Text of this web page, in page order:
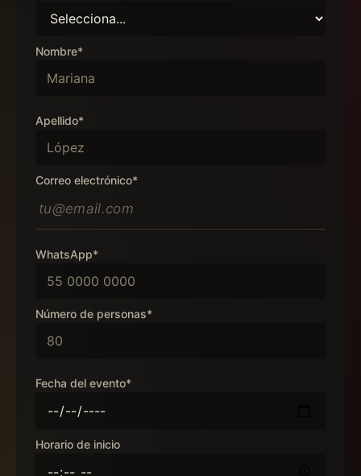
Nombre*
Apellido*
Correo electrónico*
WhatsApp*
Número de personas*
Fecha del evento*
Horario de inicio